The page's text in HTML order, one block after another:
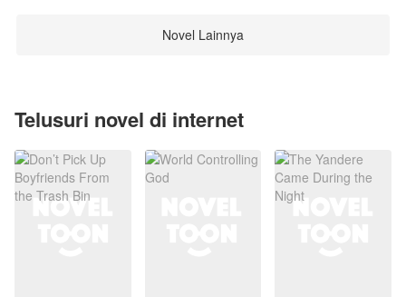
Novel Lainnya
Telusuri novel di internet